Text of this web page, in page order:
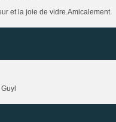
et la joie de vidre.Amicalement.